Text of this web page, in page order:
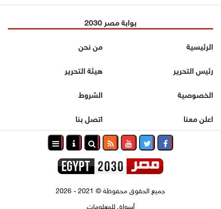
بوابة مصر 2030
الرئيسية
من نحن
رئيس التحرير
هيئة التحرير
الخصوصية
الشروط
اعلن معنا
اتصل بنا
جميع الحقوق محفوظة©
أسواق للمعلومات